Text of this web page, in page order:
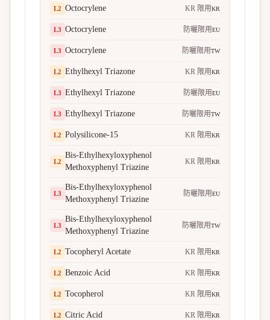
L2 Octocrylene KR 限用KR
L3 Octocrylene 防曬限用EU
L3 Octocrylene 防曬限用TW
L2 Ethylhexyl Triazone KR 限用KR
L3 Ethylhexyl Triazone 防曬限用EU
L3 Ethylhexyl Triazone 防曬限用TW
L2 Polysilicone-15 KR 限用KR
L2
Bis-Ethylhexyloxyphenol
Methoxyphenyl Triazine
KR 限用KR
L3
Bis-Ethylhexyloxyphenol
Methoxyphenyl Triazine
防曬限用EU
L3
Bis-Ethylhexyloxyphenol
Methoxyphenyl Triazine
防曬限用TW
L2 Tocopheryl Acetate KR 限用KR
L2 Benzoic Acid KR 限用KR
L2 Tocopherol KR 限用KR
L2 Citric Acid KR 限用KR